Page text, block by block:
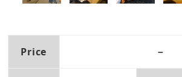
Price －